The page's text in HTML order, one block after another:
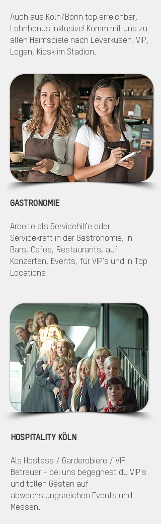
Auch aus Köln/Bonn top erreichbar,
Lohnbonus inklusive! Komm mit uns zu
allen Heimspiele nach Leverkusen. VIP,
Logen, Kiosk im Stadion.
GASTRONOMIE
Arbeite als Servicehilfe oder
Servicekraft in der Gastronomie, in
Bars, Cafes, Restaurants, auf
Konzerten, Events, für VIP's und in Top
Locations.
HOSPITALITY KÖLN
Als Hostess / Garderobiere / VIP
Betreuer - bei uns begegnest du VIP's
und tollen Gästen auf
abwechslungsreichen Events und
Messen.